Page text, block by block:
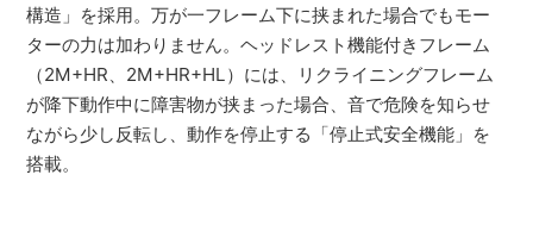
構造」を採用。万が一フレーム下に挟まれた場合でもモー
ターの力は加わりません。ヘッドレスト機能付きフレーム
（2M+HR、2M+HR+HL）には、リクライニングフレーム
が降下動作中に障害物が挟まった場合、音で危険を知らせ
ながら少し反転し、動作を停止する「停止式安全機能」を
搭載。